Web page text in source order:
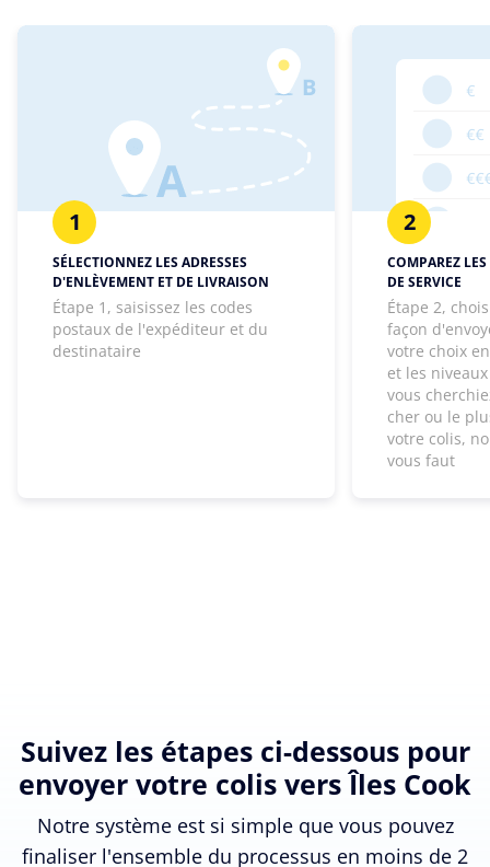
1
SÉLECTIONNEZ LES ADRESSES
D'ENLÈVEMENT ET DE LIVRAISON
Étape 1, saisissez les codes
postaux de l'expéditeur et du
destinataire
2
COMPAREZ
DE SERVICE
Étape 2,
façon
votre choix
et les
vous
cher ou le
votre colis,
vous faut
Suivez les étapes ci-dessous pour
envoyer votre colis vers Îles Cook
Notre système est si simple que vous pouvez
finaliser l'ensemble du processus en moins de 2